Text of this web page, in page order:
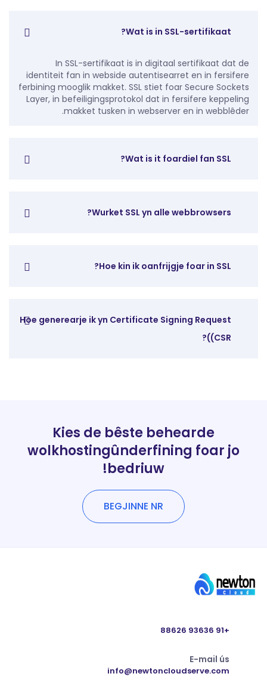
Wat is in SSL-sertifikaat?
In SSL-sertifikaat is in digitaal sertifikaat dat de
identiteit fan in webside autentisearret en in fersifere
ferbining mooglik makket. SSL stiet foar Secure Sockets
Layer, in befeiligingsprotokol dat in fersifere keppeling
makket tusken in webserver en in webblêder.
Wat is it foardiel fan SSL?
Wurket SSL yn alle webbrowsers?
Hoe kin ik oanfrijgje foar in SSL?
Hoe generearje ik yn Certificate Signing Request
(CSR)?
Kies de bêste behearde
wolkhostingûnderfining foar jo
bedriuw!
BEGJINNE NR
+91 93636 88626
E-mail ús
info@newtoncloudserve.com